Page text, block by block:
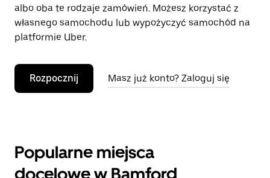
albo oba te rodzaje zamówień. Możesz korzystać z
własnego samochodu lub wypożyczyć samochód na
platformie Uber.
Rozpocznij Masz już konto? Zaloguj się
Popularne miejsca
docelowe w Bamford